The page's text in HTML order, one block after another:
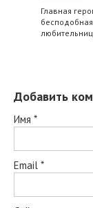
Главная
Добавить
Имя *
Email *